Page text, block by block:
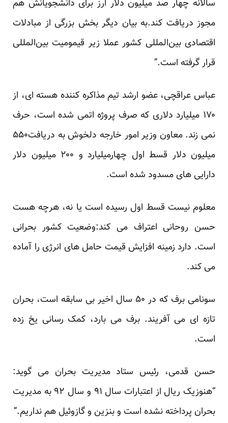
سالانه چهار صد میلیون دلار ارز برای دانشجویانش هم
مجوز دریافت کند.به بیان دیگر بخش بزرگی از مبادلات
اقتصادی بین‌المللی کشور عملا زیر قیمومیت بین‌المللی
قرار گرفته است.”
عباس عراقچی، عضو ارشد تیم مذاکره کننده هسته ای، از
۱۷۰ میلیارد دلاری که صرف پروژه اتمی شده است، حرف
نمی زند. معاون وزیر امور خارجه دلخوش به دریافت۵۵۰
میلیون دلار قسط اول چهارمیلیارد و ۲۰۰ میلیون دلار
دارایی های مسدود شده است.
معلوم نیست قسط اول رسیده است یا نه، هرچه هست
حسن روحانی اعتراف می کند:وضعیت کشور بحرانی
است. دارد زمینه افزایش قیمت حامل های انرژی را آماده
می کند.
سونامی برف که در ۵۰ سال اخیر بی سابقه است، بحران
تازه ای می آفریند.برف می بارد، کمک رسانی یخ زده
است.
حسن قدمی، رئیس ستاد مدیریت بحران می گوید:
“هنوزیک ریال از اعتبارات سال ۹۱ و سال ۹۲ به مدیریت
بحران پرداخته نشده است و بنزین و گازوئیل هم نداریم.”